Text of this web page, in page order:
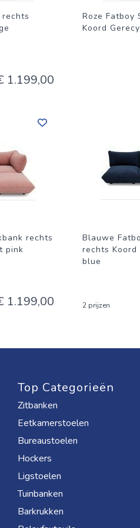
rechts
1.199,00
Roze Fatboy
Koord
rechts
pink
1.199,00
Blauwe
rechts Koord
blue
2 prijzen
Top Categorieën
Zitbanken
Eetkamerstoelen
Bureaustoelen
Hockers
Ligstoelen
Tuinbanken
Barkrukken